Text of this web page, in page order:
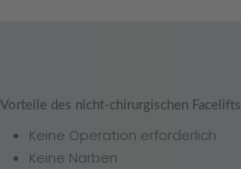
Vorteile des nicht-chirurgischen Facelifts
Keine Operation erforderlich
Keine Narben